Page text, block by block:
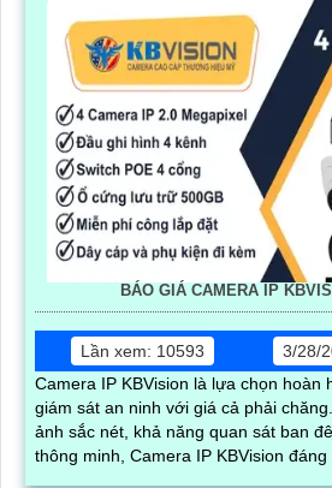
BÁO GIÁ CAMERA IP
Lần xem: 10593
3/28/
Camera IP KBVision là lựa chọn hoàn
giám sát an ninh với giá cả phải chăng. Với chất lượng hình
ảnh sắc nét, khả năng quan sát ban
thông minh, Camera IP KBVision